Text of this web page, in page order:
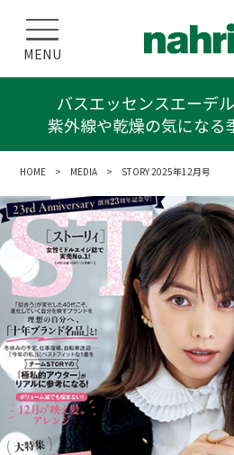
MENU
バスエッセンスエーデ
紫外線や乾燥の気になる
HOME > MEDIA > STORY 2025年12月号